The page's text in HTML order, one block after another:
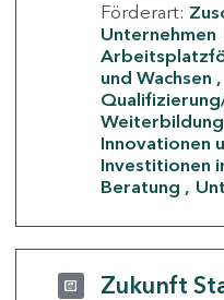
Förderart:
Unternehmen
und Wachsen
Innovationen
Investitionen
Beratung
Zukunft